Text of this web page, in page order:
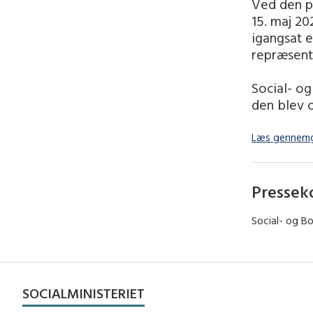
Ved den
15. maj
igangsat
Social-
den blev
Læs
Social- og
SOCIALMINISTERIET